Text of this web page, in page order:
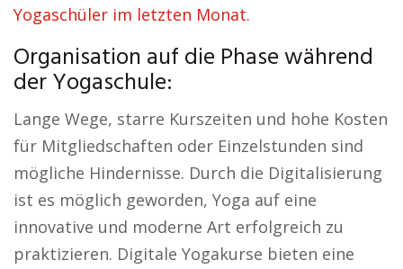
Yogaschüler im letzten Monat.
Organisation auf die Phase während
der Yogaschule:
Lange Wege, starre Kurszeiten und hohe Kosten
für Mitgliedschaften oder Einzelstunden sind
mögliche Hindernisse. Durch die Digitalisierung
ist es möglich geworden, Yoga auf eine
innovative und moderne Art erfolgreich zu
praktizieren. Digitale Yogakurse bieten eine